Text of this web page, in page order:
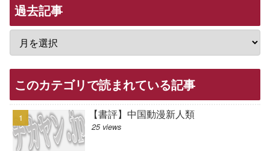
過去記事
このカテゴリで読まれている記事
【書評】中国動漫新人類
25 views